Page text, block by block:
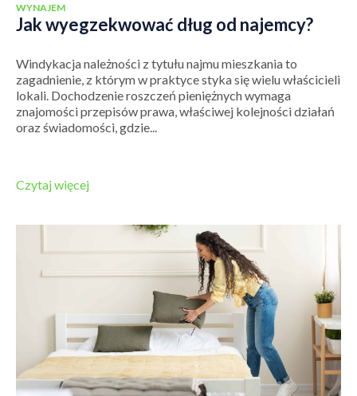
WYNAJEM
Jak wyegzekwować dług od najemcy?
Windykacja należności z tytułu najmu mieszkania to
zagadnienie, z którym w praktyce styka się wielu właścicieli
lokali. Dochodzenie roszczeń pieniężnych wymaga
znajomości przepisów prawa, właściwej kolejności działań
oraz świadomości, gdzie...
Czytaj więcej